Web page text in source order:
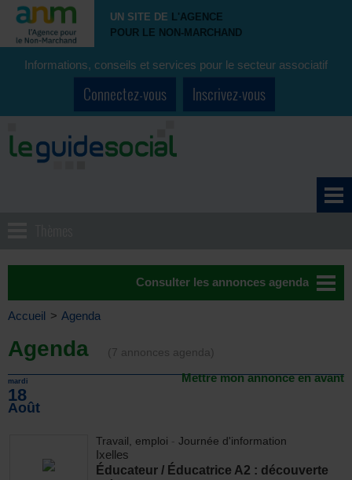
UN SITE DE L'AGENCE
POUR LE NON-MARCHAND
Informations, conseils et services pour le secteur associatif
Connectez-vous Inscrivez-vous
Consulter les annonces agenda
Accueil > Agenda
Agenda (7 annonces agenda)
Mettre mon annonce en avant
mardi
18
Août
Travail, emploi - Journée d'information
Ixelles
Éducateur / Éducatrice A2 : découverte